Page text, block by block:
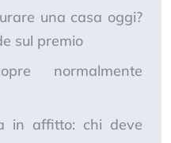
una casa oggi?
sul premio
normalmente
in affitto: chi deve